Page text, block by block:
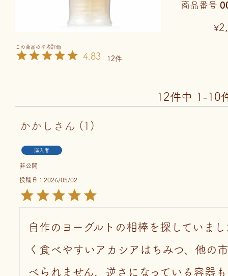
商品番号
¥
4.83 12
12件中 1 -10
かかし 1
購入者
非公開
投稿日 2026/05/02
自作のヨーグルトの相棒を探していま
く食べやすいアカシアはちみつ、他の
べられません、逆さになっている容器